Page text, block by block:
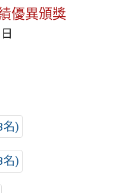
優異頒獎